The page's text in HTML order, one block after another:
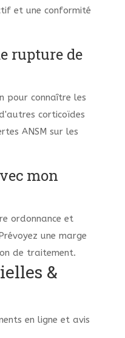
et une conformité
rupture de
pour connaître les
corticoïdes
ANSM sur les
mon
ordonnance et
une marge
de traitement.
&
en ligne et avis